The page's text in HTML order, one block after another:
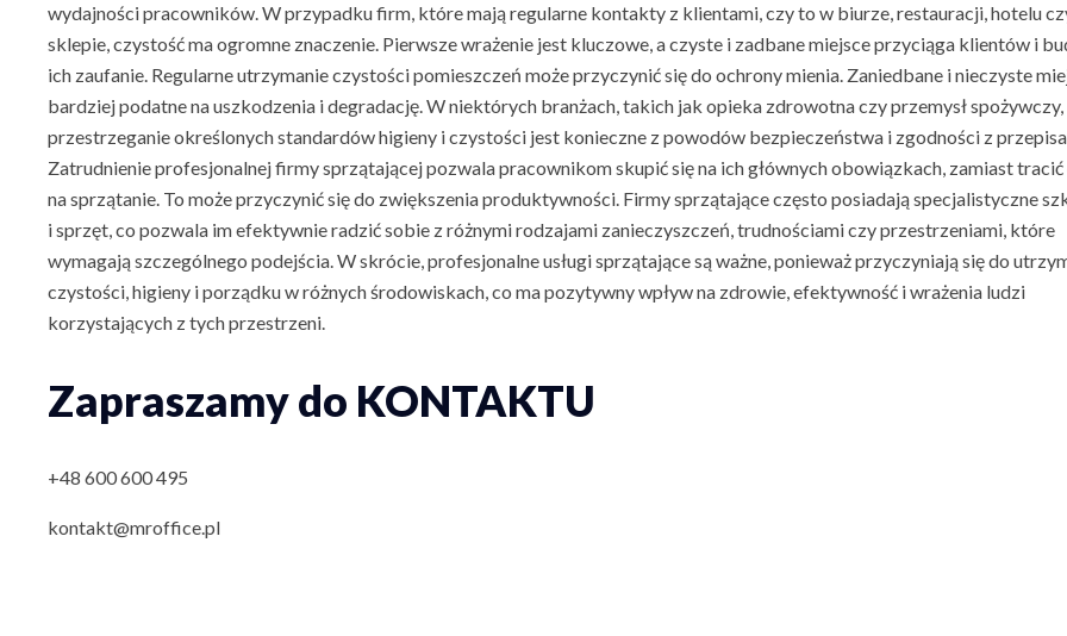
wydajności pracowników. W przypadku firm, które mają regularne kontakty z klientami, czy to w biurze, restauracji, hotelu
sklepie, czystość ma ogromne znaczenie. Pierwsze wrażenie jest kluczowe, a czyste i zadbane miejsce przyciąga klientów i
ich zaufanie. Regularne utrzymanie czystości pomieszczeń może przyczynić się do ochrony mienia. Zaniedbane i nieczyste
bardziej podatne na uszkodzenia i degradację. W niektórych branżach, takich jak opieka zdrowotna czy przemysł spożywczy,
przestrzeganie określonych standardów higieny i czystości jest konieczne z powodów bezpieczeństwa i zgodności z
Zatrudnienie profesjonalnej firmy sprzątającej pozwala pracownikom skupić się na ich głównych obowiązkach, zamiast tracić
na sprzątanie. To może przyczynić się do zwiększenia produktywności. Firmy sprzątające często posiadają specjalistyczne
i sprzęt, co pozwala im efektywnie radzić sobie z różnymi rodzajami zanieczyszczeń, trudnościami czy przestrzeniami, które
wymagają szczególnego podejścia. W skrócie, profesjonalne usługi sprzątające są ważne, ponieważ przyczyniają się do
czystości, higieny i porządku w różnych środowiskach, co ma pozytywny wpływ na zdrowie, efektywność i wrażenia ludzi
korzystających z tych przestrzeni.
Zapraszamy do KONTAKTU
+48 600 600 495
kontakt@mroffice.pl